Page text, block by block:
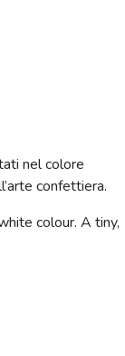
nel colore
confettiera.
colour. A tiny,